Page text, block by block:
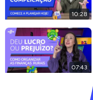
10:28
07:43